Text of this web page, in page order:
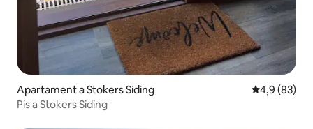
Apartament a Stokers Siding 4,9 de
4,9 (83)
Pis a Stokers Siding